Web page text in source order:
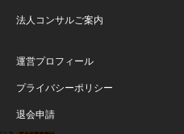
法人コンサルご案内
運営プロフィール
プライバシーポリシー
退会申請